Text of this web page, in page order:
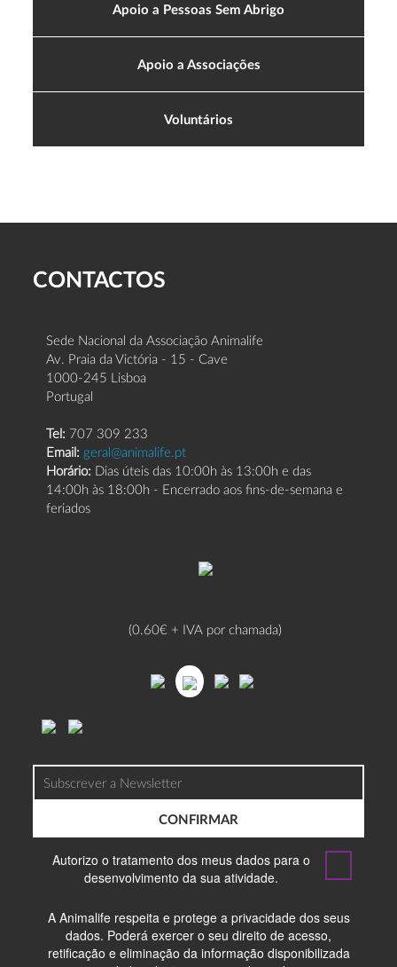
Apoio a Pessoas Sem Abrigo
Apoio a Associações
Voluntários
CONTACTOS
Sede Nacional da Associação Animalife
Av. Praia da Victória - 15 - Cave
1000-245 Lisboa
Portugal
Tel: 707 309 233
Email: geral@animalife.pt
Horário: Dias úteis das 10:00h às 13:00h e das
14:00h às 18:00h - Encerrado aos fins-de-semana e
feriados
(0.60€ + IVA por chamada)
CONFIRMAR
Autorizo o tratamento dos meus dados para o
desenvolvimento da sua atividade.
A Animalife respeita e protege a privacidade dos seus
dados. Poderá exercer o seu direito de acesso,
retificação e eliminação da informação disponibilizada